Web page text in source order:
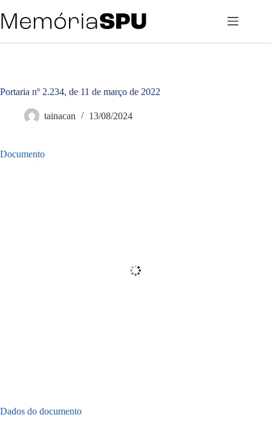
para
o
Portaria nº 2.234, de 11 de março de 2022
tainacan 13/08/2024
Documento
Dados do documento